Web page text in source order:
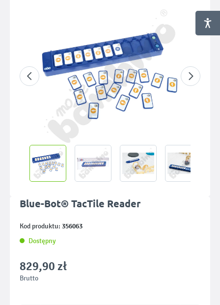
Blue-Bot® TacTile Reader
Kod produktu: 356063
Dostępny
829,90 zł
Brutto